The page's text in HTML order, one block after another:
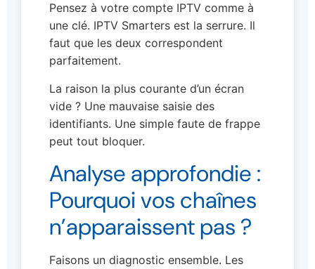
Pensez à votre compte IPTV comme à
une clé. IPTV Smarters est la serrure. Il
faut que les deux correspondent
parfaitement.
La raison la plus courante d’un écran
vide ? Une mauvaise saisie des
identifiants. Une simple faute de frappe
peut tout bloquer.
Analyse approfondie :
Pourquoi vos chaînes
n’apparaissent pas ?
Faisons un diagnostic ensemble. Les